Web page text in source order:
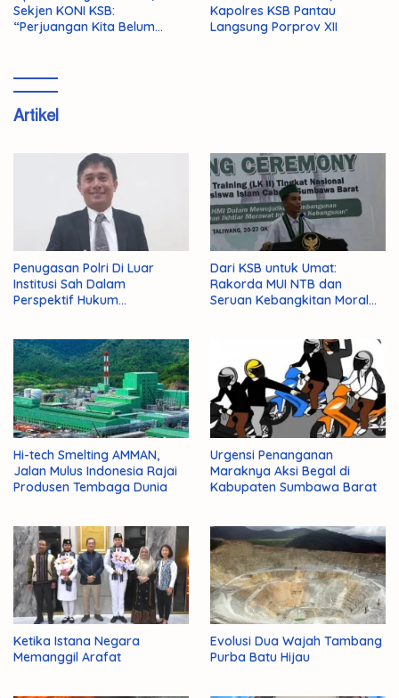
Sekjen KONI KSB:
“Perjuangan Kita Belum
Kapolres KSB Pantau
Langsung Porprov XII
Artikel
Penugasan Polri Di Luar
Institusi Sah Dalam
Perspektif Hukum
Dari KSB untuk Umat:
Rakorda MUI NTB dan
Seruan Kebangkitan Moral
Hi-tech Smelting AMMAN,
Jalan Mulus Indonesia Rajai
Produsen Tembaga Dunia
Urgensi Penanganan
Maraknya Aksi Begal di
Kabupaten Sumbawa Barat
Ketika Istana Negara
Memanggil Arafat
Evolusi Dua Wajah Tambang
Purba Batu Hijau